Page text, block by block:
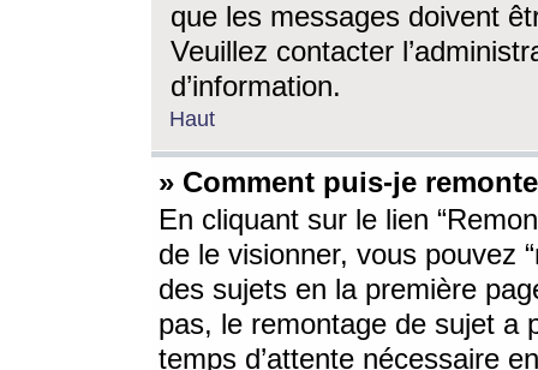
que les messages doivent
Veuillez contacter
d’information.
Haut
» Comment puis-je
En cliquant sur le lien
de le visionner, vous pouvez
des sujets en la première
pas, le remontage de sujet a
temps d’attente nécessaire